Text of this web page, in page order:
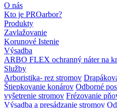
O nás
Kto je PROarbor?
Produkty
Zavlažovanie
Korunové Istenie
Výsadba
ARBO FLEX ochranný náter na
Služby
Arboristika- rez stromov
Štiepkovanie konárov Odborné
vyšetrenie stromov Frézovanie
Výsadba a presádzanie stromov